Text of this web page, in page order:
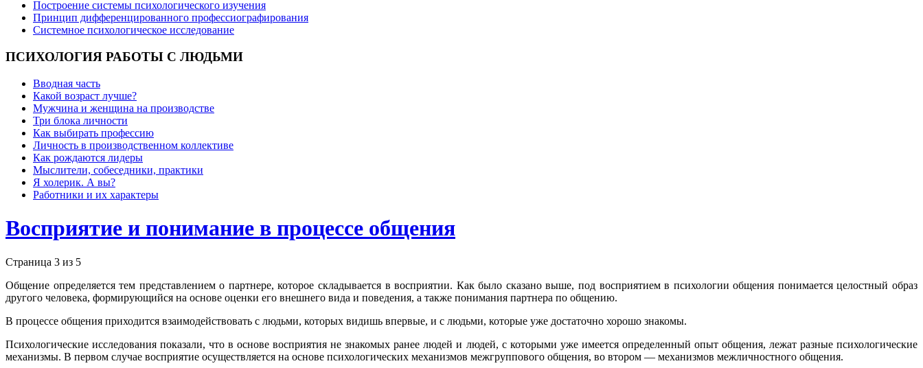
Построение системы психологического изучения
Принцип дифференцированного профессиографирования
Системное психологическое исследование
ПСИХОЛОГИЯ РАБОТЫ С ЛЮДЬМИ
Вводная часть
Какой возраст лучше?
Мужчина и женщина на производстве
Три блока личности
Как выбирать профессию
Личность в производственном коллективе
Как рождаются лидеры
Мыслители, собеседники, практики
Я холерик. А вы?
Работники и их характеры
Восприятие и понимание в процессе общения
Страница 3 из 5
Общение определяется тем представлением о партнере, которое складывается в восприятии. Как было сказано выше, под восприятием в психологии общения понимается целостный образ
другого человека, формирующийся на основе оценки его внешнего вида и поведения, а также понимания партнера по общению.
В процессе общения приходится взаимодействовать с людьми, которых видишь впервые, и с людьми, которые уже достаточно хорошо знакомы.
Психологические исследования показали, что в основе восприятия не знакомых ранее людей и людей, с которыми уже имеется определенный опыт общения, лежат разные психологические
механизмы. В первом случае восприятие осуществляется на основе психологических механизмов межгруппового общения, во втором — механизмов межличностного общения.